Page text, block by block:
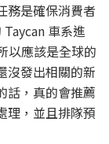
務是確保消費者
車系進
以應該是全球的
沒發出相關的新
話，真的會推薦
理，並且排隊預